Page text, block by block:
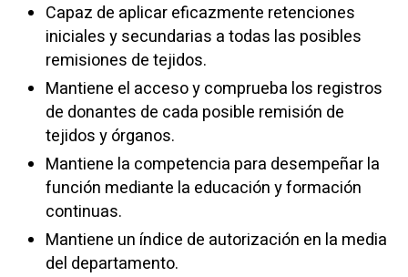
Capaz de aplicar eficazmente retenciones
iniciales y secundarias a todas las posibles
remisiones de tejidos.
Mantiene el acceso y comprueba los registros
de donantes de cada posible remisión de
tejidos y órganos.
Mantiene la competencia para desempeñar la
función mediante la educación y formación
continuas.
Mantiene un índice de autorización en la media
del departamento.